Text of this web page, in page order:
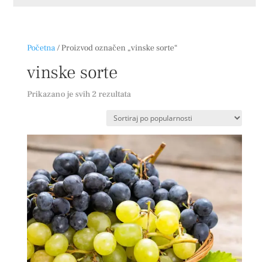
Početna/ Proizvod označen „vinske sorte“
vinske sorte
Prikazano je svih 2 rezultataSortirano
popularnosti